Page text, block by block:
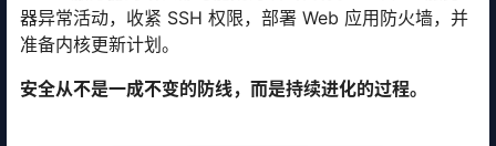
器异常活动，收紧 SSH 权限，部署 Web 应用防火墙，并
准备内核更新计划。
安全从不是一成不变的防线，而是持续进化的过程。